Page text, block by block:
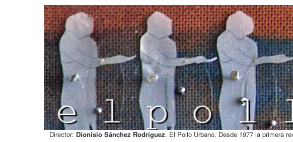
Director: Dionisio Sánchez Rodríguez. El Pollo Urbano. Desde 1977 la primera